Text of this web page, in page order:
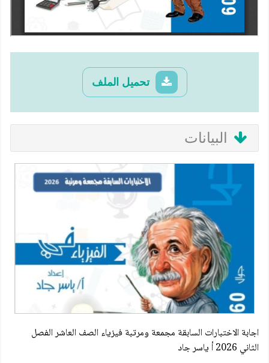
تحميل الملف
البيانات
اجابة الاختبارات السابقة مجمعة ومرتبة فيزياء الصف العاشر الفصل
الثاني 2026 أ ياسر جاد